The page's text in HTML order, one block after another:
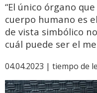
“El único órgano
cuerpo humano es
de vista simbólico
cuál puede ser el
04.04.2023 | tiempo de